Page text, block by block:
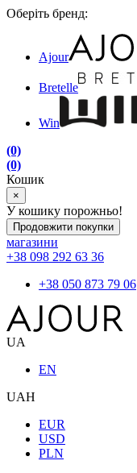
Оберіть бренд:
Ajour
Bretelle
Win
(0)
(0)
Кошик
×
У кошику порожньо!
Продовжити покупки
магазини
+38 098 292 63 36
+38 050 873 79 06
UA
EN
UAH
EUR
USD
PLN